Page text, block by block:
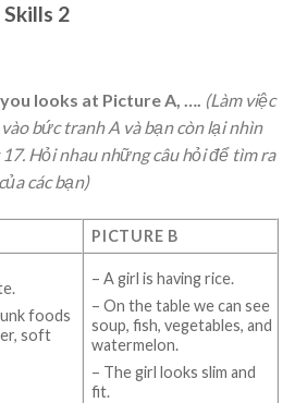
2
looks at Picture A, …. (Làm việc
bức tranh A và bạn còn lại nhìn
Hỏi nhau những câu hỏi để tìm ra
các bạn)
PICTURE B
foods
soft
– A girl is having rice.
– On the table we can see
soup, fish, vegetables, and
watermelon.
– The girl looks slim and
fit.